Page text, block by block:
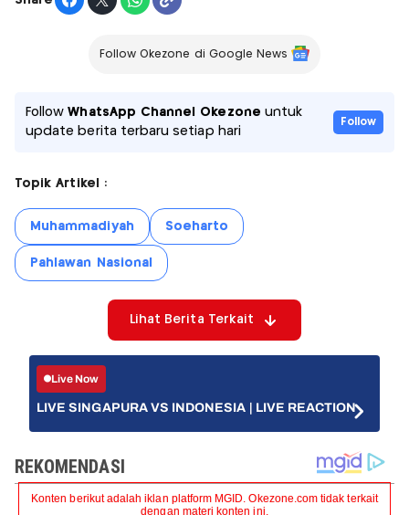
Follow Okezone di Google News
FollowWhatsApp Channel Okezone untuk
update berita terbaru setiap hari
Follow
Topik Artikel :
Muhammadiyah Soeharto
Pahlawan Nasional
Lihat Berita Terkait
Live Now
LIVE SINGAPURA VS INDONESIA | LIVE REACTION